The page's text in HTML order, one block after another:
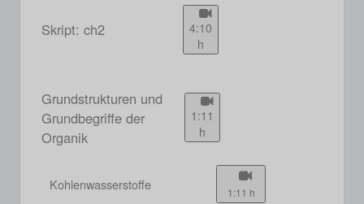
Skript: ch2
4:10
h
Grundstrukturen und
Grundbegriffe der
Organik
1:11
h
Kohlenwasserstoffe 1:11 h